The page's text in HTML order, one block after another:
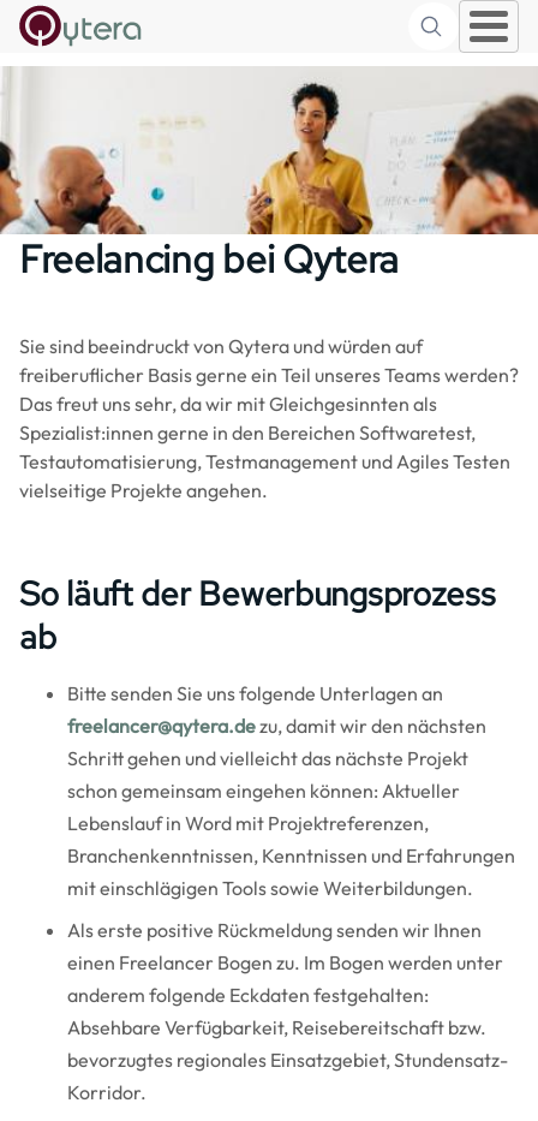
Skip to main content Suche
Freelancing bei Qytera
Sie sind beeindruckt von Qytera und würden auf
freiberuflicher Basis gerne ein Teil unseres Teams werden?
Das freut uns sehr, da wir mit Gleichgesinnten als
Spezialist:innen gerne in den Bereichen Softwaretest,
Testautomatisierung, Testmanagement und Agiles Testen
vielseitige Projekte angehen.
So läuft der Bewerbungsprozess
ab
Bitte senden Sie uns folgende Unterlagen an
freelancer@qytera.dezu, damit wir den nächsten
Schritt gehen und vielleicht das nächste Projekt
schon gemeinsam eingehen können: Aktueller
Lebenslauf in Word mit Projektreferenzen,
Branchenkenntnissen, Kenntnissen und Erfahrungen
mit einschlägigen Tools sowie Weiterbildungen.
Als erste positive Rückmeldung senden wir Ihnen
einen Freelancer Bogen zu. Im Bogen werden unter
anderem folgende Eckdaten festgehalten:
Absehbare Verfügbarkeit, Reisebereitschaft bzw.
bevorzugtes regionales Einsatzgebiet, Stundensatz-
Korridor.